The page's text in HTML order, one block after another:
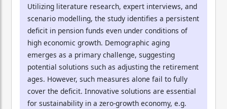
Utilizing literature research, expert interviews, and
scenario modelling, the study identifies a persistent
deficit in pension funds even under conditions of
high economic growth. Demographic aging
emerges as a primary challenge, suggesting
potential solutions such as adjusting the retirement
ages. However, such measures alone fail to fully
cover the deficit. Innovative solutions are essential
for sustainability in a zero-growth economy, e.g.